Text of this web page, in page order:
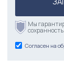
Мы
Согласен на